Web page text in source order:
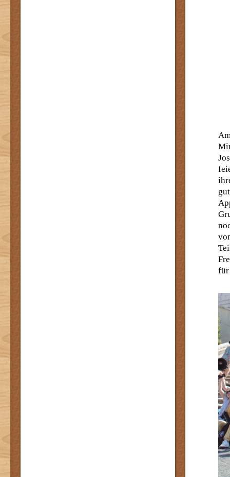
für